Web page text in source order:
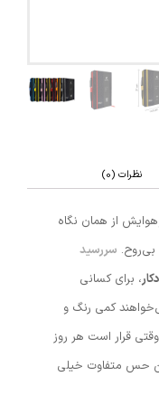
نظرات (0)
از همان نگاه
سررسید
، برای کسانی
کمی رنگ و
قرار است هر روز
حس متفاوت خیلی